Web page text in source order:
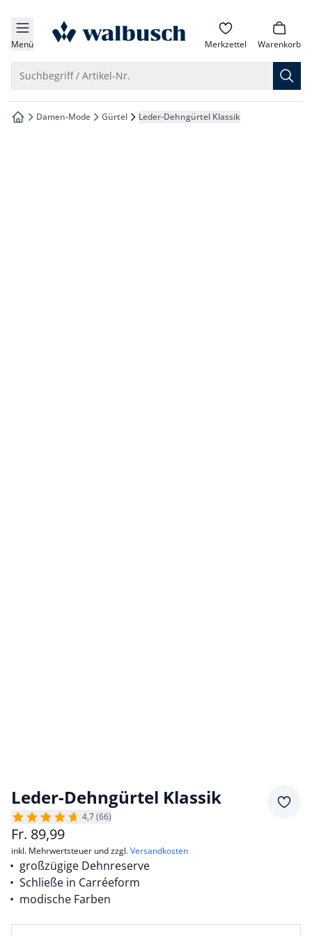
springen
springen
springen
springen
Menü zur Startseite Merkzettel Warenkorb
Suchbegriff / Artikel-Nr.
zur Startseite
Damen-Mode Gürtel Leder-Dehngürtel Klassik
Leder-Dehngürtel Klassik
4,7 (66)
Fr. 89,99
inkl. Mehrwertsteuer und zzgl.Versandkosten
großzügige Dehnreserve
Schließe in Carréeform
modische Farben